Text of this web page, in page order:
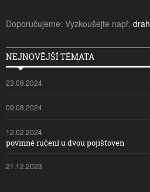
Doporučujeme: Vyzkoušejte např.
NEJNOVĚJŠÍ TÉMATA
23.08.2024
09.08.2024
12.02.2024
povinné ručení u dvou pojišťoven
21.12.2023